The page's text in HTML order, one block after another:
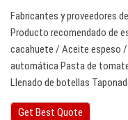
Fabricantes y proveedores
Producto recomendado de
cacahuete / Aceite espeso
automática Pasta de
Llenado de botellas
Get Best Quote